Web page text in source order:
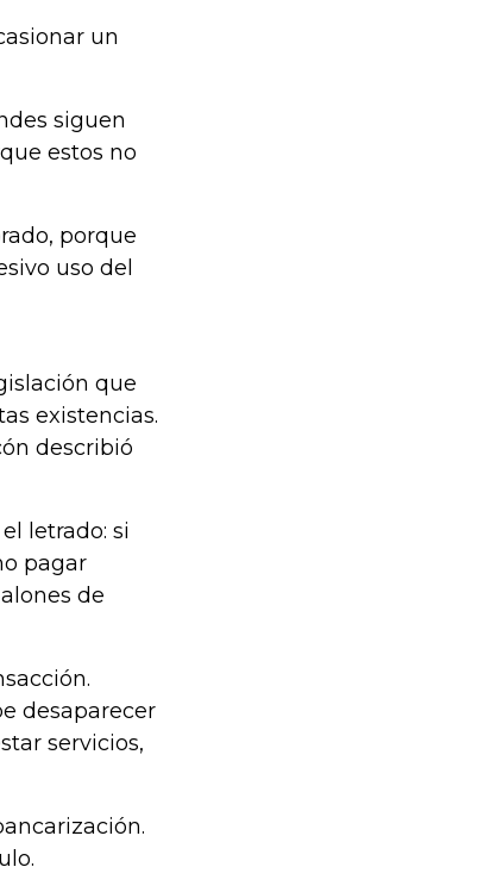
un
siguen
estos no
porque
uso del
que
existencias.
describió
letrado: si
pagar
de
desaparecer
servicios,